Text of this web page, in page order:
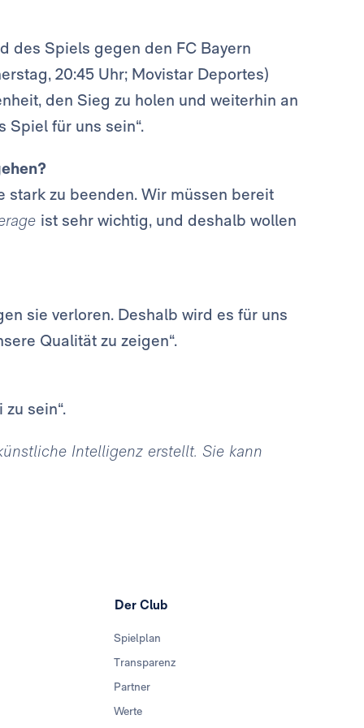
des Spiels gegen den FC Bayern
20:45 Uhr; Movistar Deportes)
den Sieg zu holen und weiterhin an
Spiel für uns sein“.
stark zu beenden. Wir müssen bereit
ist sehr wichtig, und deshalb wollen
sie verloren. Deshalb wird es für uns
Qualität zu zeigen“.
sein“.
Intelligenz erstellt. Sie kann
Der Club
Spielplan
Transparenz
Partner
Werte